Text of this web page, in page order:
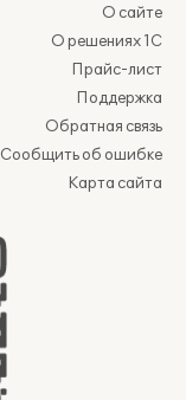
О сайте
О решениях 1С
Прайс-лист
Поддержка
Обратная связь
Сообщить об ошибке
Карта сайта